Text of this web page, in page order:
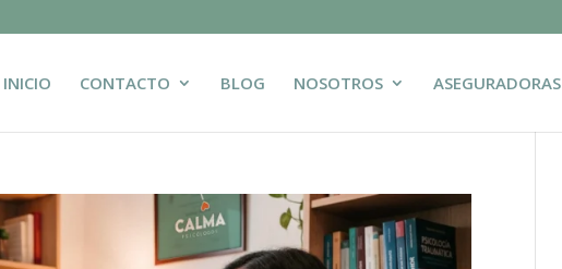
INICIO CONTACTO BLOG NOSOTROS ASEGURADORAS